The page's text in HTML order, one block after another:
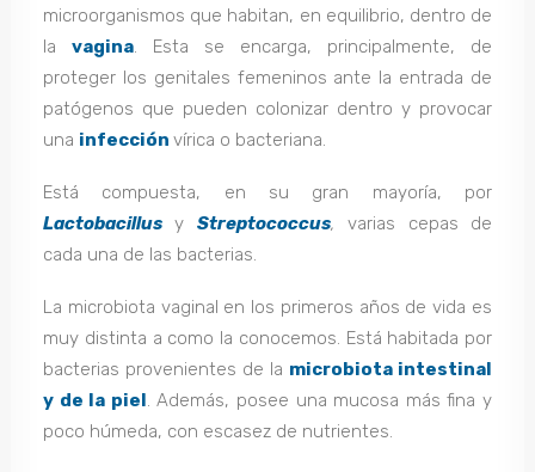
microorganismos que habitan, en equilibrio, dentro de
la vagina. Esta se encarga, principalmente, de
proteger los genitales femeninos ante la entrada de
patógenos que pueden colonizar dentro y provocar
una infección vírica o bacteriana.
Está compuesta, en su gran mayoría, por
Lactobacillus y Streptococcus,varias cepas de
cada una de las bacterias.
La microbiota vaginal en los primeros años de vida es
muy distinta a como la conocemos. Está habitada por
bacterias provenientes de la microbiota intestinal
y de la piel . Además, posee una mucosa más fina y
poco húmeda, con escasez de nutrientes.